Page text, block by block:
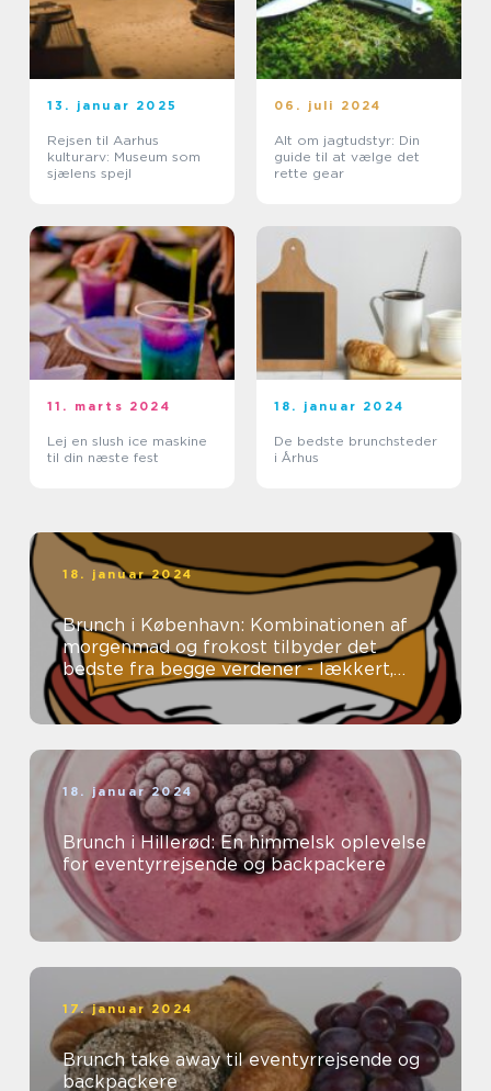
13. januar 2025
Rejsen til Aarhus
kulturarv: Museum som
sjælens spejl
06. juli 2024
Alt om jagtudstyr: Din
guide til at vælge det
rette gear
11. marts 2024
Lej en slush ice maskine
til din næste fest
18. januar 2024
De bedste brunchsteder
i Århus
18. januar 2024
Brunch i København: Kombinationen af
morgenmad og frokost tilbyder det
bedste fra begge verdener - lækkert,
tilfredsstillende mad uden en fastlagt
spi...
18. januar 2024
Brunch i Hillerød: En himmelsk oplevelse
for eventyrrejsende og backpackere
17. januar 2024
Brunch take away til eventyrrejsende og
backpackere